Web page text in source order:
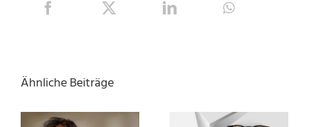
Ähnliche Beiträge